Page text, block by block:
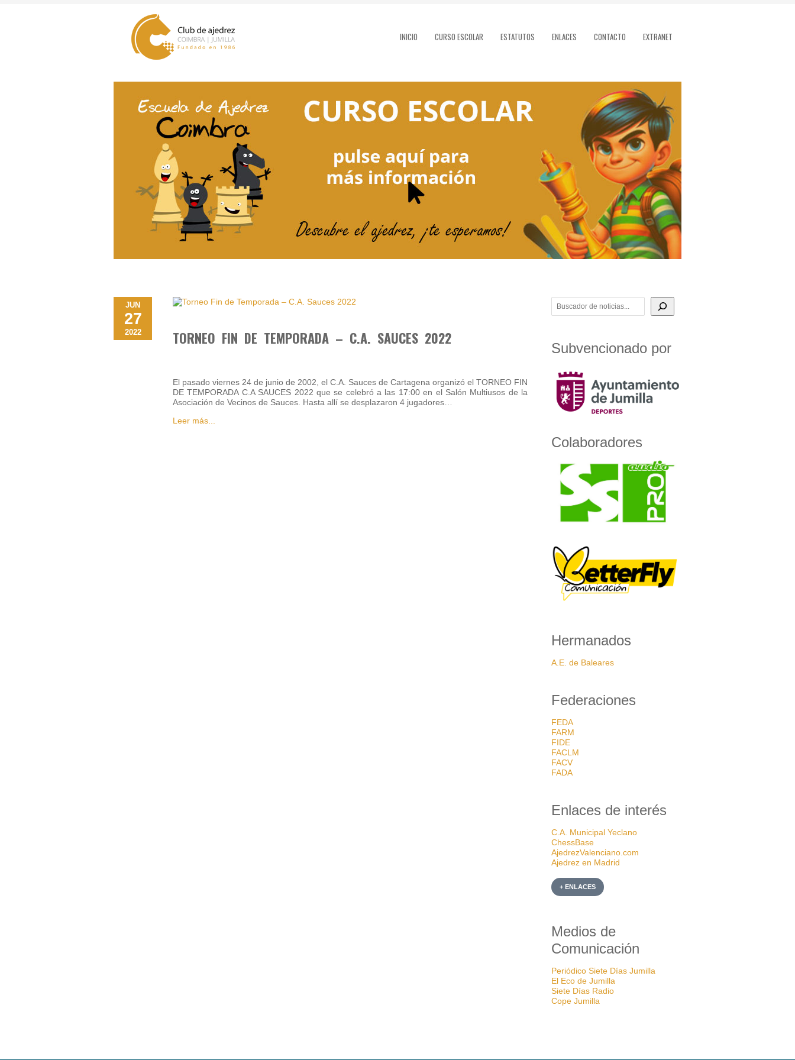
INICIO CURSO ESCOLAR ESTATUTOS ENLACES CONTACTO EXTRANET
JUN
27
2022 TORNEO FIN DE TEMPORADA – C.A. SAUCES 2022
El pasado viernes 24 de junio de 2002, el C.A. Sauces de Cartagena organizó el TORNEO FIN
DE TEMPORADA C.A SAUCES 2022 que se celebró a las 17:00 en el Salón Multiusos de la
Asociación de Vecinos de Sauces. Hasta allí se desplazaron 4 jugadores…
Leer más...
BUSCADOR DE NOTICIAS
Subvencionado por
Colaboradores
Hermanados
A.E. de Baleares
Federaciones
FEDA
FARM
FIDE
FACLM
FACV
FADA
Enlaces de interés
C.A. Municipal Yeclano
ChessBase
AjedrezValenciano.com
Ajedrez en Madrid
+ ENLACES
Medios de
Comunicación
Periódico Siete Días Jumilla
El Eco de Jumilla
Siete Días Radio
Cope Jumilla